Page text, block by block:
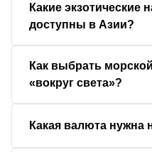
Какие экзотические
доступны в Азии?
Как выбрать
«вокруг света»?
Какая валюта нужна